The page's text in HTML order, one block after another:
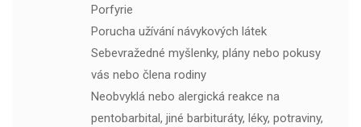
Porfyrie
Porucha užívání návykových látek
Sebevražedné myšlenky, plány nebo pokusy
vás nebo člena rodiny
Neobvyklá nebo alergická reakce na
pentobarbital, jiné barbituráty, léky, potraviny,